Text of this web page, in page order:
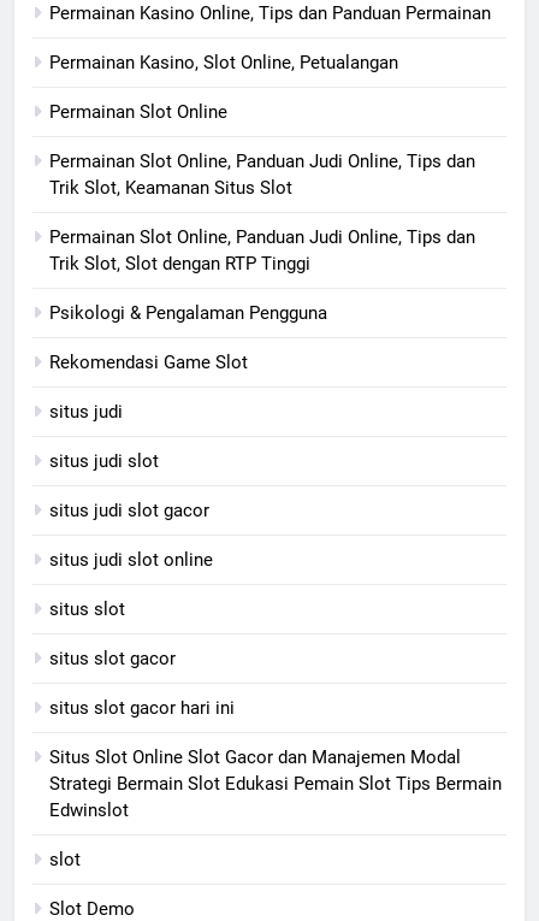
Permainan Kasino Online, Tips dan Panduan Permainan
Permainan Kasino, Slot Online, Petualangan
Permainan Slot Online
Permainan Slot Online, Panduan Judi Online, Tips dan
Trik Slot, Keamanan Situs Slot
Permainan Slot Online, Panduan Judi Online, Tips dan
Trik Slot, Slot dengan RTP Tinggi
Psikologi & Pengalaman Pengguna
Rekomendasi Game Slot
situs judi
situs judi slot
situs judi slot gacor
situs judi slot online
situs slot
situs slot gacor
situs slot gacor hari ini
Situs Slot Online Slot Gacor dan Manajemen Modal
Strategi Bermain Slot Edukasi Pemain Slot Tips Bermain
Edwinslot
slot
Slot Demo